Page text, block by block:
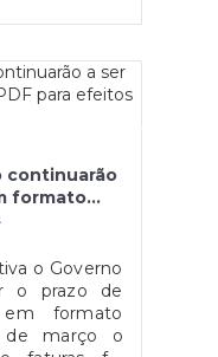
categorias
e por fim
últimas
importância
local para
de forma a
na
com o
materiais
a localidade,
honrosas
que
continuarão
formato
o Governo
o prazo de
formato
de março o